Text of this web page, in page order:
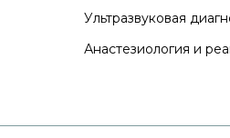
Ультразвуковая
Анастезиология и